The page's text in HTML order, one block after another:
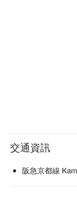
交通資訊
阪急京都線